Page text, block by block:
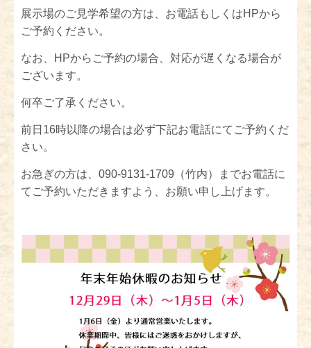
展示場のご見学希望の方は、お電話もしくはHPから
ご予約ください。
なお、HPからご予約の場合、対応が遅くなる場合が
ございます。
何卒ご了承ください。
前日16時以降の場合は必ず下記お電話にてご予約くだ
さい。
お急ぎの方は、090-9131-1709（竹内）までお電話に
てご予約いただきますよう、お願い申し上げます。